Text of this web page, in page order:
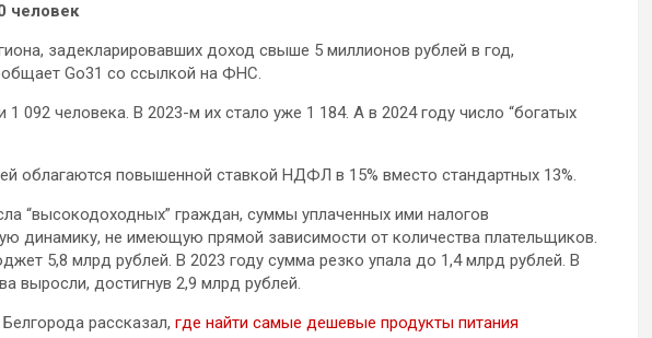
человек
задекларировавших доход свыше 5 миллионов рублей в год,
Go31 со ссылкой на ФНС.
092 человека. В 2023-м их стало уже 1 184. А в 2024 году число “богатых
облагаются повышенной ставкой НДФЛ в 15% вместо стандартных 13%.
“высокодоходных” граждан, суммы уплаченных ими налогов
динамику, не имеющую прямой зависимости от количества плательщиков.
5,8 млрд рублей. В 2023 году сумма резко упала до 1,4 млрд рублей. В
выросли, достигнув 2,9 млрд рублей.
рассказал, где найти самые дешевые продукты питания